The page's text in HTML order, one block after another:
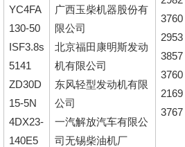
YC4FA
130-50
ISF3.8s
5141
ZD30D
15-5N
4DX23-
140E5
广西玉柴机器股份有
限公司
北京福田康明斯发动
机有限公司
东风轻型发动机有限
公司
一汽解放汽车有限公
司无锡柴油机厂
3760
2953
3857
3760
2169
3767